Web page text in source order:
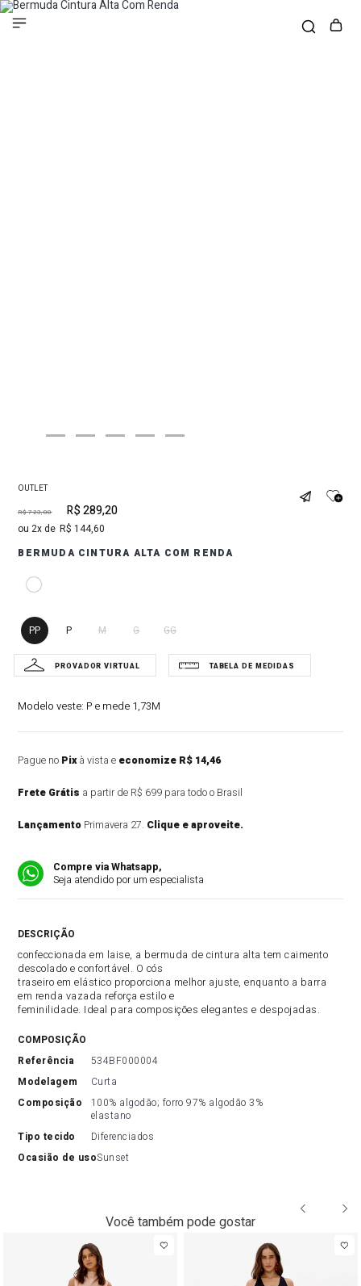
OUTLET
R$ 723,00 R$ 289,20
2 R$ 144,60
BERMUDA CINTURA ALTA COM RENDA
PP P M G GG
Modelo veste: P e mede 1,73M
Pague no Pixà vista e economize R$ 14,46
Frete Grátis a partir de R$ 699 para todo o Brasil
Lançamento Primavera 27. Clique e aproveite.
Compre via Whatsapp,
Seja atendido por um especialista
confeccionada em laise, a bermuda de cintura alta tem caimento
descolado e confortável. O cós
traseiro em elástico proporciona melhor ajuste, enquanto a barra
em renda vazada reforça estilo e
feminilidade. Ideal para composições elegantes e despojadas.
COMPOSIÇÃO
referência
534BF000004
modelagem
Curta
composição
100% algodão; forro 97% algodão 3%
elastano
tipo tecido
Diferenciados
ocasião de usoSunset
Você também pode gostar